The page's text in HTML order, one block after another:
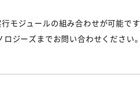
モジュールの組み合わせが可能です
ジーズまでお問い合わせください。